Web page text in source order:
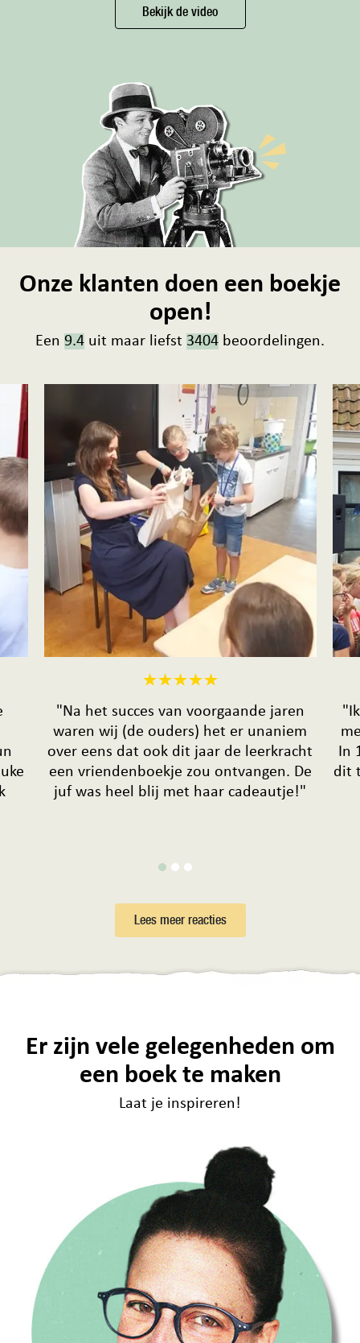
Bekijk de video
Onze klanten doen een boekje
open!
Een 9.4 uit maar liefst 3404 beoordelingen.
"Na het succes van voorgaande jaren
waren wij (de ouders) het er unaniem
over eens dat ook dit jaar de leerkracht
een vriendenboekje zou ontvangen. De
juf was heel blij met haar cadeautje!"
In
dit
Lees meer reacties
Er zijn vele gelegenheden om
een boek te maken
Laat je inspireren!